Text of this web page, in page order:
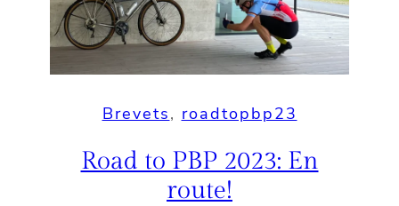
Brevets, roadtopbp23
Road to PBP 2023: En
route!